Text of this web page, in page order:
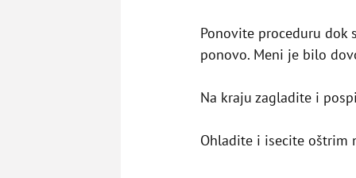
Ponovite proceduru dok
ponovo. Meni je bilo
Na kraju zagladite i
Ohladite i isecite oštrim